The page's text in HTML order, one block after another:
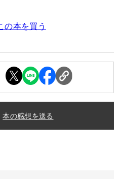
の本を買う
本の感想を送る